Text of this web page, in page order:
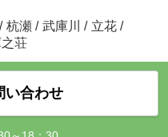
/ 杭瀬 / 武庫川 / 立花 /
荘
い合わせ